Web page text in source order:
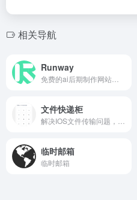
相关导航
Runway
文件快递柜
临时邮箱
临时邮箱